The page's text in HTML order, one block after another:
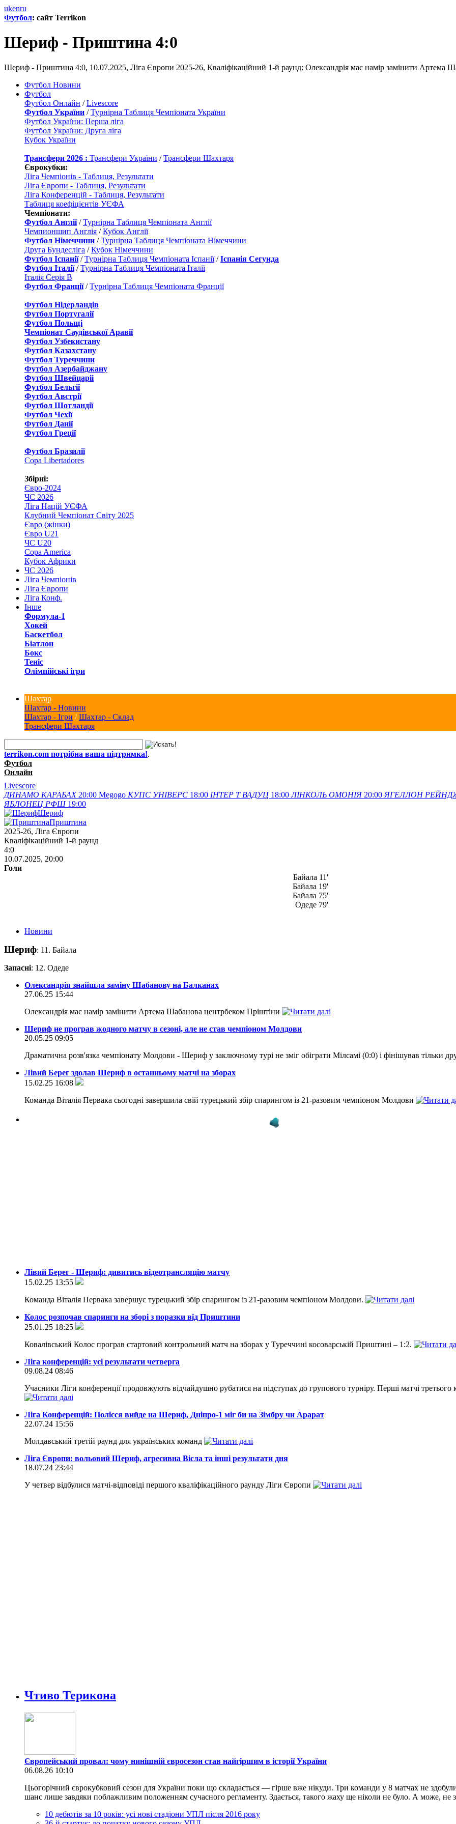
ukenru
Футбол: сайт Terrikon
Шериф - Приштина 4:0
Шериф - Приштина 4:0, 10.07.2025, Ліга Європи 2025-26, Кваліфікаційний 1-й раунд: Олександрія має намір замінити Артема
Футбол Новини
Футбол
Футбол Онлайн /Livescore
Футбол України /Турнірна Таблиця Чемпіоната України
Футбол України: Перша ліга
Футбол України: Друга ліга
Кубок України
Трансфери 2026 : Трансфери України /Трансфери Шахтаря
Єврокубки:
Ліга Чемпіонів - Таблиця, Результати
Ліга Європи - Таблиця, Результати
Ліга Конференцій - Таблиця, Результати
Таблиця коефіцієнтів УЄФА
Чемпіонати:
Футбол Англії/Турнірна Таблиця Чемпіоната Англії
Чемпионшип Англія /Кубок Англії
Футбол Німеччини /Турнірна Таблиця Чемпіоната Німеччини
Друга Бундесліга /Кубок Німеччини
Футбол Іспанії/Турнірна Таблиця Чемпіоната Іспанії/Іспанія Сегунда
Футбол Італії/Турнірна Таблиця Чемпіоната Італії
Італія Серія B
Футбол Франції/Турнірна Таблиця Чемпіоната Франції
Футбол Нідерландiв
Футбол Португалії
Футбол Польщі
Чемпіонат Саудівської Аравії
Футбол Узбекистану
Футбол Казахстану
Футбол Туреччини
Футбол Азербайджану
Футбол Швейцаріі
Футбол Бельгії
Футбол Австрії
Футбол Шотландії
Футбол Чехії
Футбол Данії
Футбол Греції
Футбол Бразилії
Copa Libertadores
Збірні:
Євро-2024
ЧС 2026
Ліга Націй УЄФА
Клубний Чемпіонат Світу 2025
Євро (жінки)
Євро U21
ЧС U20
Copa America
Кубок Африки
ЧС 2026
Ліга Чемпіонів
Ліга Європи
Ліга Конф.
Інше
Формула-1
Хокей
Баскетбол
Біатлон
Бокс
Теніс
Олімпійські ігри
Шахтар
Шахтар - Новини
Шахтар - Ігри /Шахтар - Склад
Трансфери Шахтаря
terrikon.com потрібна ваша підтримка!.
Футбол
Онлайн
Livescore
ДИНАМО КАРАБАХ 20:00 Megogo КУПС УНІВЕРС 18:00 ІНТЕР Т ВАДУЦ 18:00 ЛІНКОЛЬ ОМОНІЯ 20:00 ЯГЕЛЛОН
ЯБЛОНЕЦ РФШ 19:00
Шериф
Приштина
2025-26, Ліга Європи
Кваліфікаційний 1-й раунд
4:0
10.07.2025, 20:00
Голи
Байала 11'
Байала 19'
Байала 75'
Одеде 79'
Новини
Шериф: 11. Байала
Запасні: 12. Одеде
Олександрія знайшла заміну Шабанову на Балканах
27.06.25 15:44
Олександрія має намір замінити Артема Шабанова центрбеком Пріштіни
Шериф не програв жодного матчу в сезоні, але не став чемпіоном Молдови
20.05.25 09:05
Драматична розв'язка чемпіонату Молдови - Шериф у заключному турі не зміг обіграти Мілсамі (0:0) і фінішував тільки
Лівий Берег здолав Шериф в останньому матчі на зборах
15.02.25 16:08
Команда Віталія Первака сьогодні завершила свій турецький збір спарингом із 21-разовим чемпіоном Молдови
Лівий Берег - Шериф: дивитись відеотрансляцію матчу
15.02.25 13:55
Команда Віталія Первака завершує турецький збір спарингом із 21-разовим чемпіоном Молдови.
Колос розпочав спаринги на зборі з поразки від Приштини
25.01.25 18:25
Ковалівський Колос програв стартовий контрольний матч на зборах у Туреччині косоварській Приштині – 1:2.
Ліга конференцій: усі результати четверга
09.08.24 08:46
Учасники Ліги конференції продовжують відчайдушно рубатися на підступах до групового турніру. Перші матчі третього
Ліга Конференцій: Полісся вийде на Шериф, Дніпро-1 міг би на Зімбру чи Арарат
22.07.24 15:56
Молдавський третій раунд для українських команд
Ліга Європи: вольовий Шериф, агресивна Вісла та інші результати дня
18.07.24 23:44
У четвер відбулися матчі-відповіді першого кваліфікаційного раунду Ліги Європи
Чтиво Терикона
Європейський провал: чому нинішній євросезон став найгіршим в історії України
06.08.26 10:10
Цьогорічний єврокубковий сезон для України поки що складається — гірше вже нікуди. Три команди у 8 матчах не
шанс лише завдяки поблажливим положенням сучасного регламенту. Здається, такого жаху ще ніколи не було. А може, не
10 дебютів за 10 років: усі нові стадіони УПЛ після 2016 року